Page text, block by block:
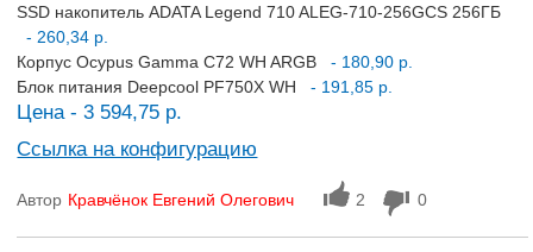
SSD накопитель ADATA Legend 710 ALEG-710-256GCS 256ГБ
- 260,34 р.
Корпус Ocypus Gamma C72 WH ARGB
- 180,90 р.
Блок питания Deepcool PF750X WH
- 191,85 р.
Цена - 3 594,75 р.
Ссылка на конфигурацию
Автор Кравчёнок Евгений Олегович 2 0